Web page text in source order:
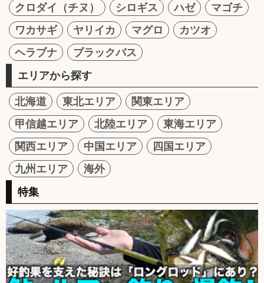
クロダイ（チヌ）
シロギス ハゼ
マゴチ
ワカサギ
ヤリイカ マグロ
カツオ
ヘラブナ
ブラックバス
エリアから探す
北海道 東北エリア
関東エリア
甲信越エリア
北陸エリア
東海エリア
関西エリア
中国エリア
四国エリア
九州エリア
海外
特集